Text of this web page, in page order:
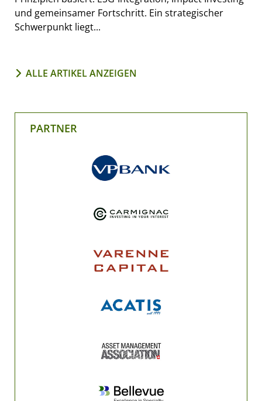
und gemeinsamer Fortschritt. Ein strategischer
Schwerpunkt liegt...
ALLE ARTIKEL ANZEIGEN
PARTNER